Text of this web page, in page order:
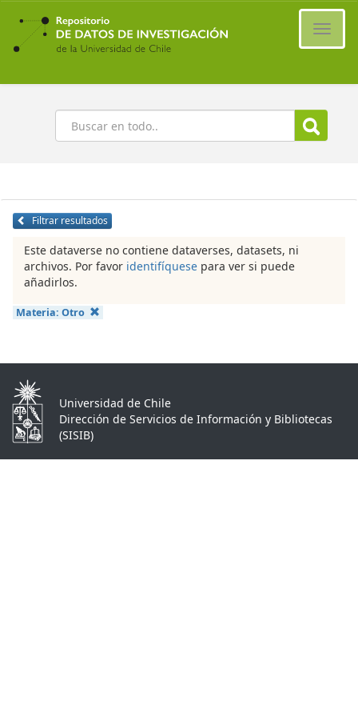
Ir
contenido
principal
Buscar
Filtrar resultados
Este dataverse no contiene dataverses, datasets, ni
archivos. Por favor identifíquese para ver si puede
añadirlos.
Materia: Otro
Universidad de Chile
Dirección de Servicios de Información y Bibliotecas
(SISIB)